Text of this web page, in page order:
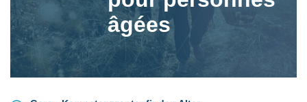
âgées